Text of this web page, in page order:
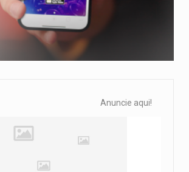
Anuncie aqui!